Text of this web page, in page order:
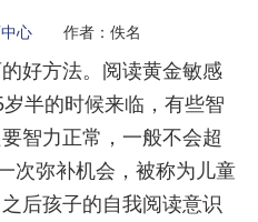
心 作者：佚名
方法。阅读黄金敏感
半的时候来临，有些智
智力正常，一般不会超
次弥补机会，被称为儿童
后孩子的自我阅读意识